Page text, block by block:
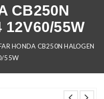
CB250N
12V60/55W
HONDA CB250N HALOGEN
55W